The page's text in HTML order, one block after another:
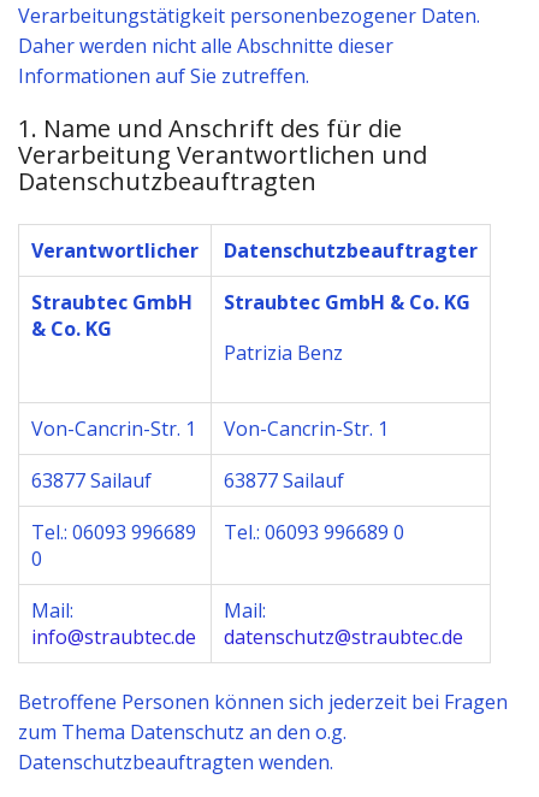
Verarbeitungstätigkeit personenbezogener Daten.
Daher werden nicht alle Abschnitte dieser
Informationen auf Sie zutreffen.
1. Name und Anschrift des für die
Verarbeitung Verantwortlichen und
Datenschutzbeauftragten
Verantwortlicher
Datenschutzbeauftragter
Straubtec GmbH
& Co. KG
Straubtec GmbH & Co. KG
Patrizia Benz
Von-Cancrin-Str. 1
Von-Cancrin-Str. 1
63877 Sailauf
63877 Sailauf
Tel.: 06093 996689
0
Tel.: 06093 996689 0
Mail:
info@straubtec.de
Mail:
datenschutz@straubtec.de
Betroffene Personen können sich jederzeit bei Fragen
zum Thema Datenschutz an den o.g.
Datenschutzbeauftragten wenden.